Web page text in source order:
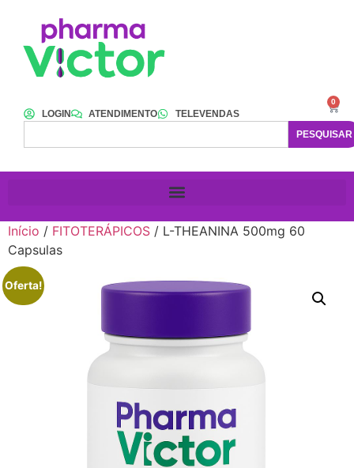
LOGIN ATENDIMENTO
TELEVENDAS
PESQUISAR
0
Início / FITOTERÁPICOS / L-THEANINA 500mg 60
Capsulas
Oferta!